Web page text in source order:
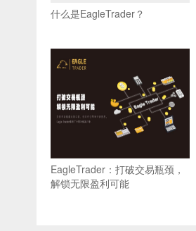
什么是EagleTrader？
EagleTrader：打破交易瓶颈，
解锁无限盈利可能